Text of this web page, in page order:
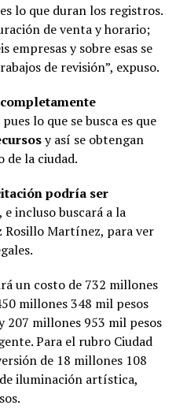
lo que duran los registros.
de venta y horario;
empresas y sobre esas se
de revisión”, expuso.
pues lo que se busca es que
y así se obtengan
de la ciudad.
podría ser
, e incluso buscará a la
Martínez, para ver
un costo de 732 millones
millones 348 mil pesos
207 millones 953 mil pesos
Para el rubro Ciudad
de 18 millones 108
iluminación artística,